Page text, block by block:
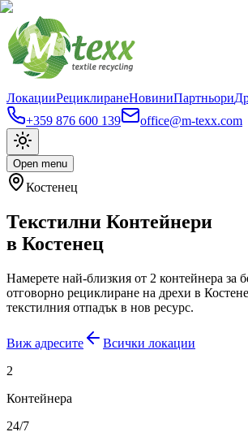
ЛокацииРециклиранеНовиниПартньори
+359 876 600 139
office@m-texx.com
Open menu
Костенец
Текстилни Контейнери
в Костенец
Намерете най-близкия от 2 контейнера за
отговорно рециклиране на дрехи в
текстилния отпадък в нов ресурс.
Виж адресите
Всички локации
2
Контейнера
24/7